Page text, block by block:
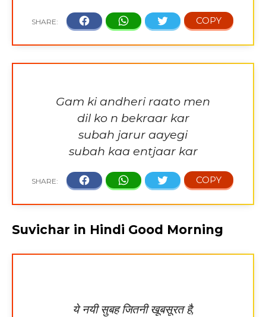
Gam ki andheri raato men
dil ko n bekraar kar
subah jarur aayegi
subah kaa entjaar kar
Suvichar in Hindi Good Morning
ये नयी सुबह जितनी खूबसूरत है,